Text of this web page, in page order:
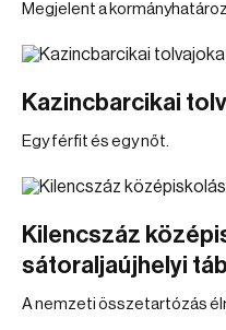
Megjelent a
Kazincbarcikai
Egy férfit és egy nőt.
Kilencszáz
sátoraljaújhelyi
A nemzeti összetartózás